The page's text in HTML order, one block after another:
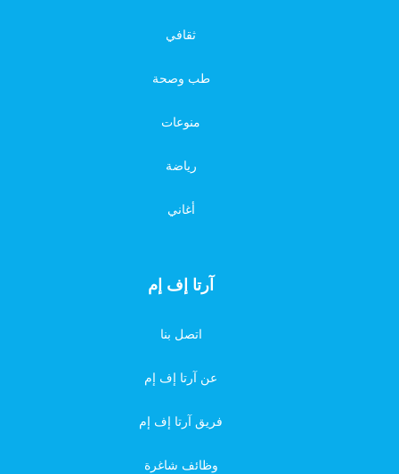
ثقافي
طب وصحة
منوعات
رياضة
أغاني
آرتا إف إم
اتصل بنا
عن آرتا إف إم
فريق آرتا إف إم
وظائف شاغرة